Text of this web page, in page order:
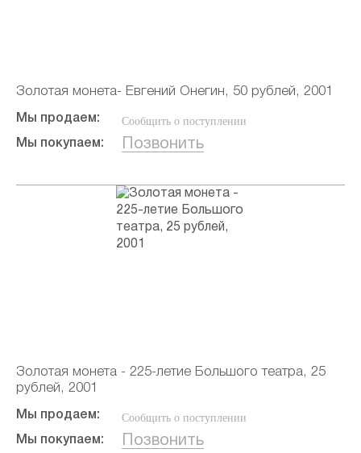
Золотая монета- Евгений Онегин, 50 рублей, 2001
Мы продаем: Сообщить о поступлении
Мы покупаем: Позвонить
Золотая монета - 225-летие Большого театра, 25
рублей, 2001
Мы продаем: Сообщить о поступлении
Мы покупаем: Позвонить